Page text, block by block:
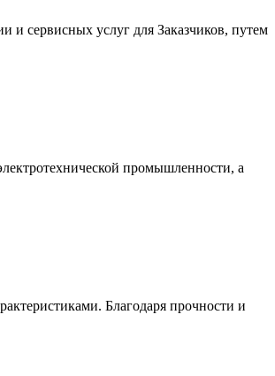
и сервисных услуг для Заказчиков, путем
промышленности, а
Благодаря прочности и